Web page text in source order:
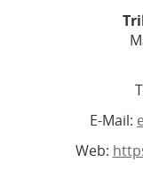
E-Mail:
Web: